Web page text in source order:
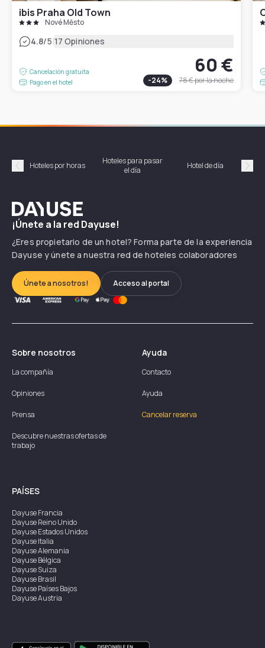
ibis Praha Old Town
Nové Město
4.8/5|17 Opiniones
Cancelación gratuita
Pago en el hotel
60 €
-24% 78 €por la noche
Précédent
Hoteles por horas
Hoteles para pasar
el día
Hotel de día
Dayuse
¡Únete a la red Dayuse!
¿Eres propietario de un hotel? Forma parte de la experiencia
Dayuse y únete a nuestra red de hoteles colaboradores
Únete a nosotros! Acceso al portal
Sobre nosotros
La compañía
Opiniones
Prensa
Descubre nuestras ofertas de
trabajo
Ayuda
Contacto
Ayuda
Cancelar reserva
PAÍSES
DayuseFrancia
DayuseReino Unido
DayuseEstados Unidos
DayuseItalia
DayuseAlemania
DayuseBélgica
DayuseSuiza
DayuseBrasil
DayusePaíses Bajos
DayuseAustria
DayuseSingapur